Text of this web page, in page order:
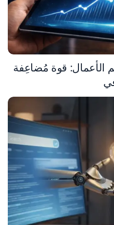
الأعمال: قوة مُضاعِفة